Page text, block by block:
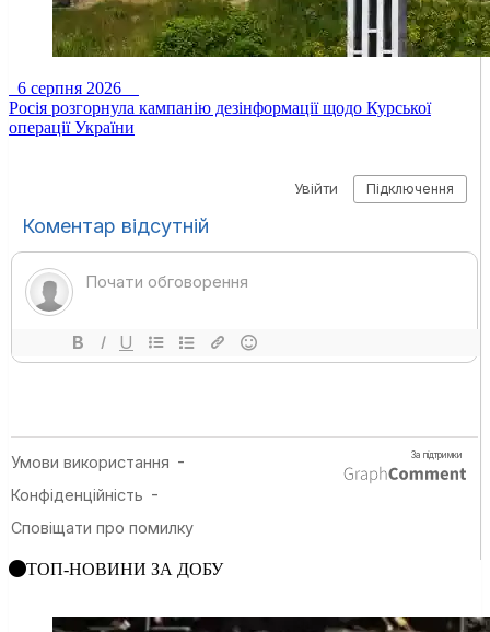
6 серпня 2026
Росія розгорнула кампанію дезінформації щодо Курської
операції України
ТОП-НОВИНИ ЗА ДОБУ